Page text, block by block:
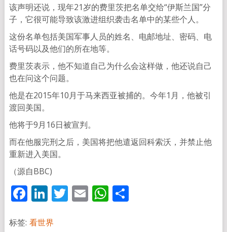
该声明还说，现年21岁的费里茨把名单交给“伊斯兰国”分
子，它很可能导致该激进组织袭击名单中的某些个人。
这份名单包括美国军事人员的姓名、电邮地址、密码、电
话号码以及他们的所在地等。
费里茨表示，他不知道自己为什么会这样做，他还说自己
也在问这个问题。
他是在2015年10月于马来西亚被捕的。今年1月，他被引
渡回美国。
他将于9月16日被宣判。
而在他服完刑之后，美国将把他遣返回科索沃，并禁止他
重新进入美国。
（源自BBC)
Facebook
LinkedIn
Twitter
EmailWhatsApp
分
标签: 看世界